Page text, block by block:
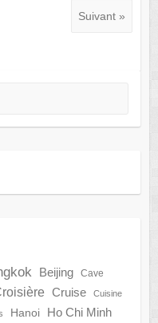
Suivant »
Beijing Cave
Cruise Cuisine
Hanoi
Ho Chi Minh